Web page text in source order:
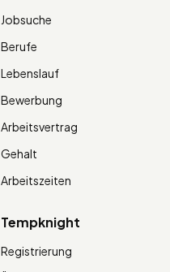
Jobsuche
Berufe
Lebenslauf
Bewerbung
Arbeitsvertrag
Gehalt
Arbeitszeiten
Tempknight
Registrierung